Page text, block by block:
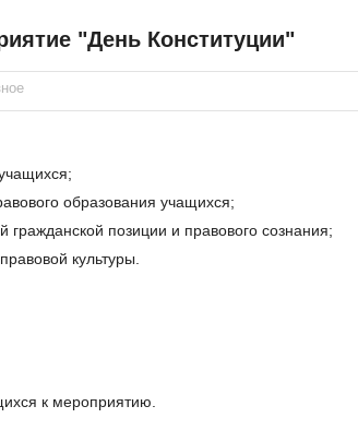
"День Конституции"
образования учащихся;
гражданской позиции и правового сознания;
культуры.
к мероприятию.